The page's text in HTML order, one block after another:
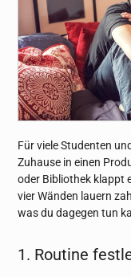
Für viele Studenten
Zuhause in einen
oder Bibliothek klappt
vier Wänden lauern
was du dagegen tun
1. Routine